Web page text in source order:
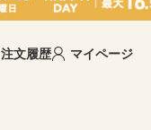
注文履歴 マイページ